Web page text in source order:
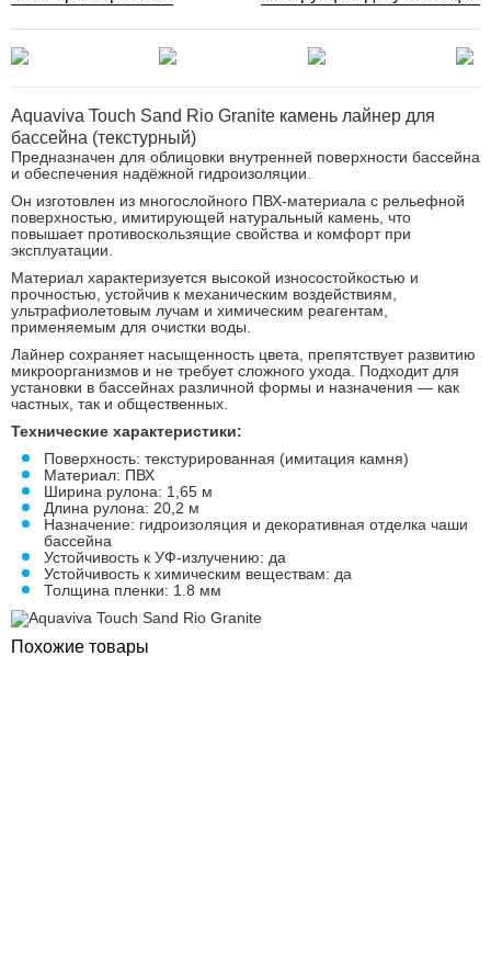
Aquaviva Touch Sand Rio Granite камень лайнер для
бассейна (текстурный)
Предназначен для облицовки внутренней поверхности бассейна
и обеспечения надёжной гидроизоляции.
Он изготовлен из многослойного ПВХ-материала с рельефной
поверхностью, имитирующей натуральный камень, что
повышает противоскользящие свойства и комфорт при
эксплуатации.
Материал характеризуется высокой износостойкостью и
прочностью, устойчив к механическим воздействиям,
ультрафиолетовым лучам и химическим реагентам,
применяемым для очистки воды.
Лайнер сохраняет насыщенность цвета, препятствует развитию
микроорганизмов и не требует сложного ухода. Подходит для
установки в бассейнах различной формы и назначения — как
частных, так и общественных.
Технические характеристики:
Поверхность: текстурированная (имитация камня)
Материал: ПВХ
Ширина рулона: 1,65 м
Длина рулона: 20,2 м
Назначение: гидроизоляция и декоративная отделка чаши
бассейна
Устойчивость к УФ-излучению: да
Устойчивость к химическим веществам: да
Толщина пленки: 1.8 мм
Похожие товары